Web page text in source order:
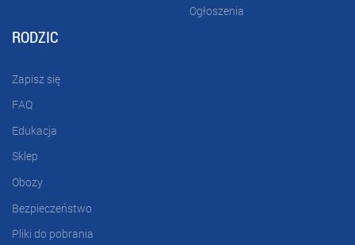
Ogłoszenia
RODZIC
Zapisz się
FAQ
Edukacja
Sklep
Obozy
Bezpieczeństwo
Pliki do pobrania